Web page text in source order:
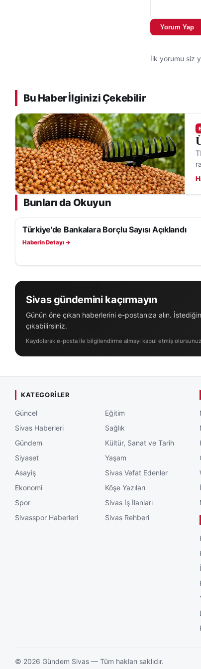
Yorum Yap
İlk yorumu siz
Bu Haber İlginizi Çekebilir
Bunları da Okuyun
EKONOMI
Türkiye'de Bankalara Borçlu Sayısı Açıklandı
Haberin Detayı →
Sivas gündemini kaçırmayın
Günün öne çıkan haberlerini e-postanıza alın.
çıkabilirsiniz.
Kaydolarak e-posta ile bilgilendirme almayı kabul etmiş
KATEGORILER
Güncel
Sivas Haberleri
Gündem
Siyaset
Asayiş
Ekonomi
Spor
Sivasspor Haberleri
Eğitim
Sağlık
Kültür, Sanat ve Tarih
Yaşam
Sivas Vefat Edenler
Köşe Yazıları
Sivas İş İlanları
Sivas Rehberi
© 2026 Gündem Sivas — Tüm hakları saklıdır.